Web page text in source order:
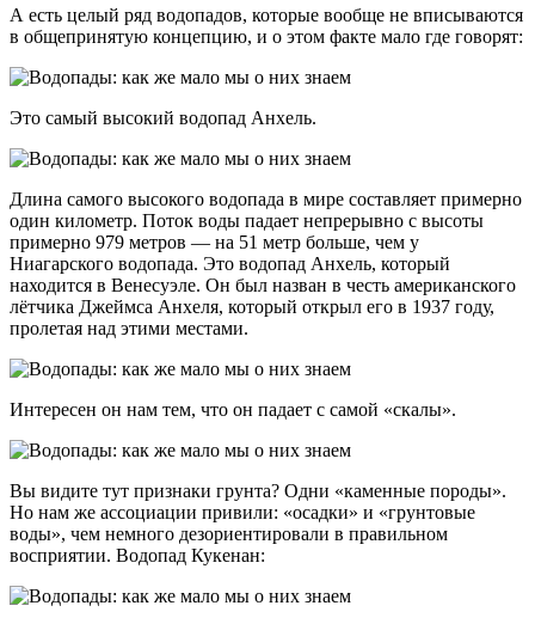
А есть целый ряд водопадов, которые вообще не вписываются
в общепринятую концепцию, и о этом факте мало где говорят:
Это самый высокий водопад Анхель.
Длина самого высокого водопада в мире составляет примерно
один километр. Поток воды падает непрерывно с высоты
примерно 979 метров — на 51 метр больше, чем у
Ниагарского водопада. Это водопад Анхель, который
находится в Венесуэле. Он был назван в честь американского
лётчика Джеймса Анхеля, который открыл его в 1937 году,
пролетая над этими местами.
Интересен он нам тем, что он падает с самой «скалы».
Вы видите тут признаки грунта? Одни «каменные породы».
Но нам же ассоциации привили: «осадки» и «грунтовые
воды», чем немного дезориентировали в правильном
восприятии. Водопад Кукенан: